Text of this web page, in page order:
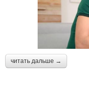
читать дальше →